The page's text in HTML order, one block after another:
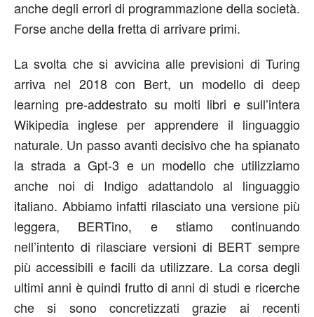
anche degli errori di programmazione della società.
Forse anche della fretta di arrivare primi.
La svolta che si avvicina alle previsioni di Turing
arriva nel 2018 con Bert, un modello di deep
learning pre-addestrato su molti libri e sull’intera
Wikipedia inglese per apprendere il linguaggio
naturale. Un passo avanti decisivo che ha spianato
la strada a Gpt-3 e un modello che utilizziamo
anche noi di Indigo adattandolo al linguaggio
italiano. Abbiamo infatti rilasciato una versione più
leggera, BERTino, e stiamo continuando
nell’intento di rilasciare versioni di BERT sempre
più accessibili e facili da utilizzare. La corsa degli
ultimi anni è quindi frutto di anni di studi e ricerche
che si sono concretizzati grazie ai recenti